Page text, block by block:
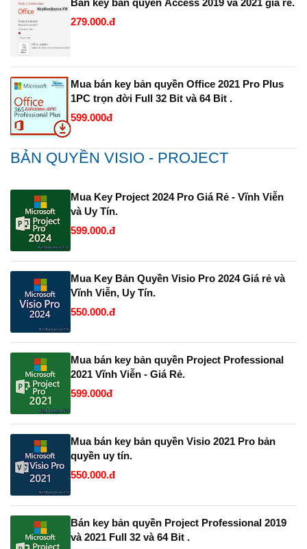
279.000.đ
Mua bán key bản quyền Office 2021 Pro Plus
1PC trọn đời Full 32 Bit và 64 Bit .
599.000đ
BẢN QUYỀN VISIO - PROJECT
Mua Key Project 2024 Pro Giá Rẻ - Vĩnh Viễn
và Uy Tín.
599.000.đ
Mua Key Bản Quyền Visio Pro 2024 Giá rẻ và
Vĩnh Viễn, Uy Tín.
550.000.đ
Mua bán key bản quyền Project Professional
2021 Vĩnh Viễn - Giá Rẻ.
599.000đ
Mua bán key bản quyền Visio 2021 Pro bản
quyền uy tín.
550.000.đ
Bán key bản quyền Project Professional 2019
và 2021 Full 32 và 64 Bit .